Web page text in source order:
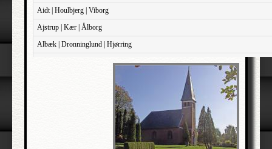
Aidt | Houlbjerg | Viborg
Ajstrup | Kær | Ålborg
Albæk | Dronninglund | Hjørring
Albæk | Støvring | Randers
Alderslyst | Gjern | Skanderborg
Aldersro | Sokkelund | København
Allehelgen | Sokkelund | København
Aller | Sønder Tyrstrup | Haderslev